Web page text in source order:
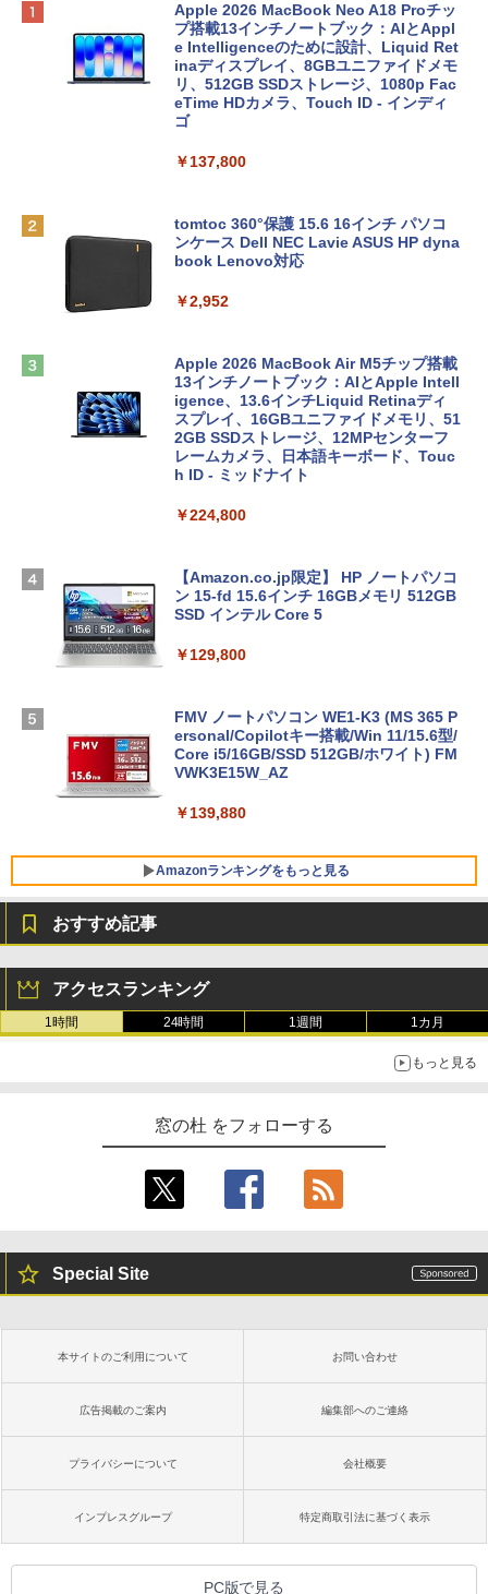
Apple 2026 MacBook Neo A18 Proチッ
プ搭載13インチノートブック：AIとAppl
e Intelligenceのために設計、Liquid Ret
inaディスプレイ、8GBユニファイドメモ
リ、512GB SSDストレージ、1080p Fac
eTime HDカメラ、Touch ID - インディ
ゴ
￥137,800
tomtoc 360°保護 15.6 16インチ パソコ
ンケース Dell NEC Lavie ASUS HP dyna
book Lenovo対応
￥2,952
Apple 2026 MacBook Air M5チップ搭載
13インチノートブック：AIとApple Intell
igence、13.6インチLiquid Retinaディ
スプレイ、16GBユニファイドメモリ、51
2GB SSDストレージ、12MPセンターフ
レームカメラ、日本語キーボード、Touc
h ID - ミッドナイト
￥224,800
【Amazon.co.jp限定】 HP ノートパソコ
ン 15-fd 15.6インチ 16GBメモリ 512GB
SSD インテル Core 5
￥129,800
FMV ノートパソコン WE1-K3 (MS 365 P
ersonal/Copilotキー搭載/Win 11/15.6型/
Core i5/16GB/SSD 512GB/ホワイト) FM
VWK3E15W_AZ
￥139,880
Amazonランキングをもっと見る
定バーチャルアイテムを含む】 【オンラ
インゲームコード】 ロブロックス | オン
ラインコード版
Robloxギフトカード - 1000 Robux 【限
定バーチャルアイテムを含む】 【オンラ
ラインコード版
￥1,600
Microsoft Office Home & Business 202
4(最新 永続版)|オンラインコード版|Wind
￥39,582
Robloxギフトカード - 2,000 Robux 【限
定バーチャルアイテムを含む】 【オンラ
ラインコード版
￥1,766
出す プロンプトの言葉 AI画像生成シリー
ズ (はぴーイラストLabo)
￥480
bデザイン入門講座［第2版］
￥1,292
方 マニュアル AI副業にもコンテンツ作成
￥99
ードウェア・市販ソフトウェアのパーフ
ェクトリストと最新エミュレータ紹介
ない、大きな画面で読みやすい、6週間持
続バッテリー、6インチディスプレイ電子
書籍リーダー、マッチャ、16GB、広告な
し
Kindle Paperwhite シグニチャーエディ
るさ自動調整、色調調節ライト、12週間
持続バッテリー、広告なし、メタリック
ブラック
￥27,980
ンチディスプレイ、色調調節ライト、12
週間持続バッテリー、広告なし、ブラッ
Amazon Kindle Colorsoft | 16GBストレ
ージ、防水、7インチカラーディスプレ
イ、色調調節ライト、最大8週間持続バッ
テリー、広告無し、ブラック (2025年発
売)
￥31,980
おすすめ記事
アクセスランキング
1時間 24時間 1週間 1カ月
もっと見る
窓の杜 をフォローする
Special Site
本サイトのご利用について お問い合わせ
広告掲載のご案内 編集部へのご連絡
プライバシーについて 会社概要
インプレスグループ 特定商取引法に基づく表示
PC版で見る